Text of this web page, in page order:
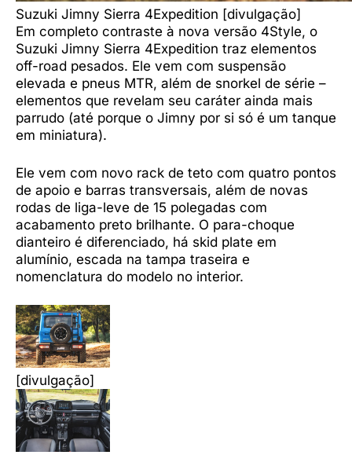
Suzuki Jimny Sierra 4Expedition [divulgação]
Em completo contraste à nova versão 4Style, o
Suzuki Jimny Sierra 4Expedition traz elementos
off-road pesados. Ele vem com suspensão
elevada e pneus MTR, além de snorkel de série –
elementos que revelam seu caráter ainda mais
parrudo (até porque o Jimny por si só é um tanque
em miniatura).
Ele vem com novo rack de teto com quatro pontos
de apoio e barras transversais, além de novas
rodas de liga-leve de 15 polegadas com
acabamento preto brilhante. O para-choque
dianteiro é diferenciado, há skid plate em
alumínio, escada na tampa traseira e
nomenclatura do modelo no interior.
[divulgação]